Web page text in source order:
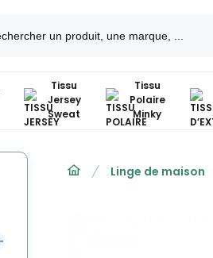
Tissu
Jersey
Sweat
Tissu
Polaire
Minky
Linge de maison